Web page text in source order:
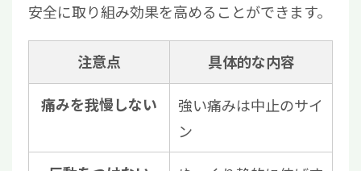
安全に取り組み効果を高めることができます。
注意点 具体的な内容
痛みを我慢しない
強い痛みは中止のサイ
ン